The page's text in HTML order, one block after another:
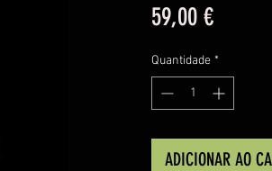
59,00 €Preço
Quantidade *
ADICIONAR AO